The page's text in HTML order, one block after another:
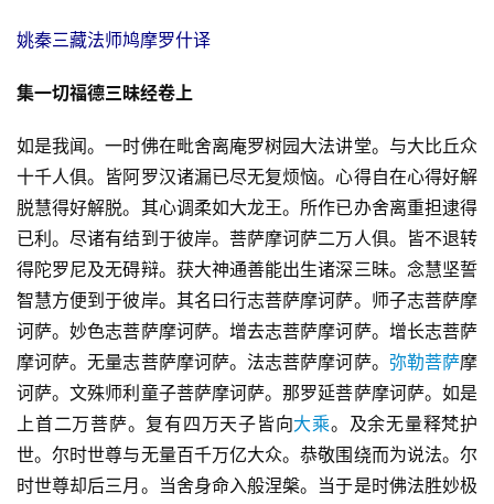
姚秦三藏法师鸠摩罗什译
集一切福德三昧经卷上
如是我闻。一时佛在毗舍离庵罗树园大法讲堂。与大比丘众
十千人俱。皆阿罗汉诸漏已尽无复烦恼。心得自在心得好解
脱慧得好解脱。其心调柔如大龙王。所作已办舍离重担逮得
已利。尽诸有结到于彼岸。菩萨摩诃萨二万人俱。皆不退转
得陀罗尼及无碍辩。获大神通善能出生诸深三昧。念慧坚誓
智慧方便到于彼岸。其名曰行志菩萨摩诃萨。师子志菩萨摩
诃萨。妙色志菩萨摩诃萨。增去志菩萨摩诃萨。增长志菩萨
摩诃萨。无量志菩萨摩诃萨。法志菩萨摩诃萨。 弥勒菩萨摩
诃萨。文殊师利童子菩萨摩诃萨。那罗延菩萨摩诃萨。如是
上首二万菩萨。复有四万天子皆向大乘。及余无量释梵护
世。尔时世尊与无量百千万亿大众。恭敬围绕而为说法。尔
时世尊却后三月。当舍身命入般涅槃。当于是时佛法胜妙极